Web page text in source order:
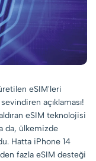
eSIM'leri
açıklaması!
eSIM teknolojisi
da, ülkemizde
Hatta iPhone 14
fazla eSIM desteği